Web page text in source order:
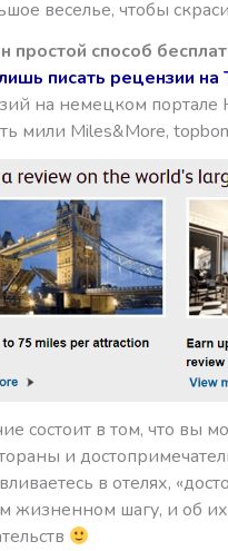
веселье, чтобы
простой способ
писать рецензии
на немецком портале
мили Miles&More,
состоит в том, что вы
и
в отелях,
жизненном шагу, и об их